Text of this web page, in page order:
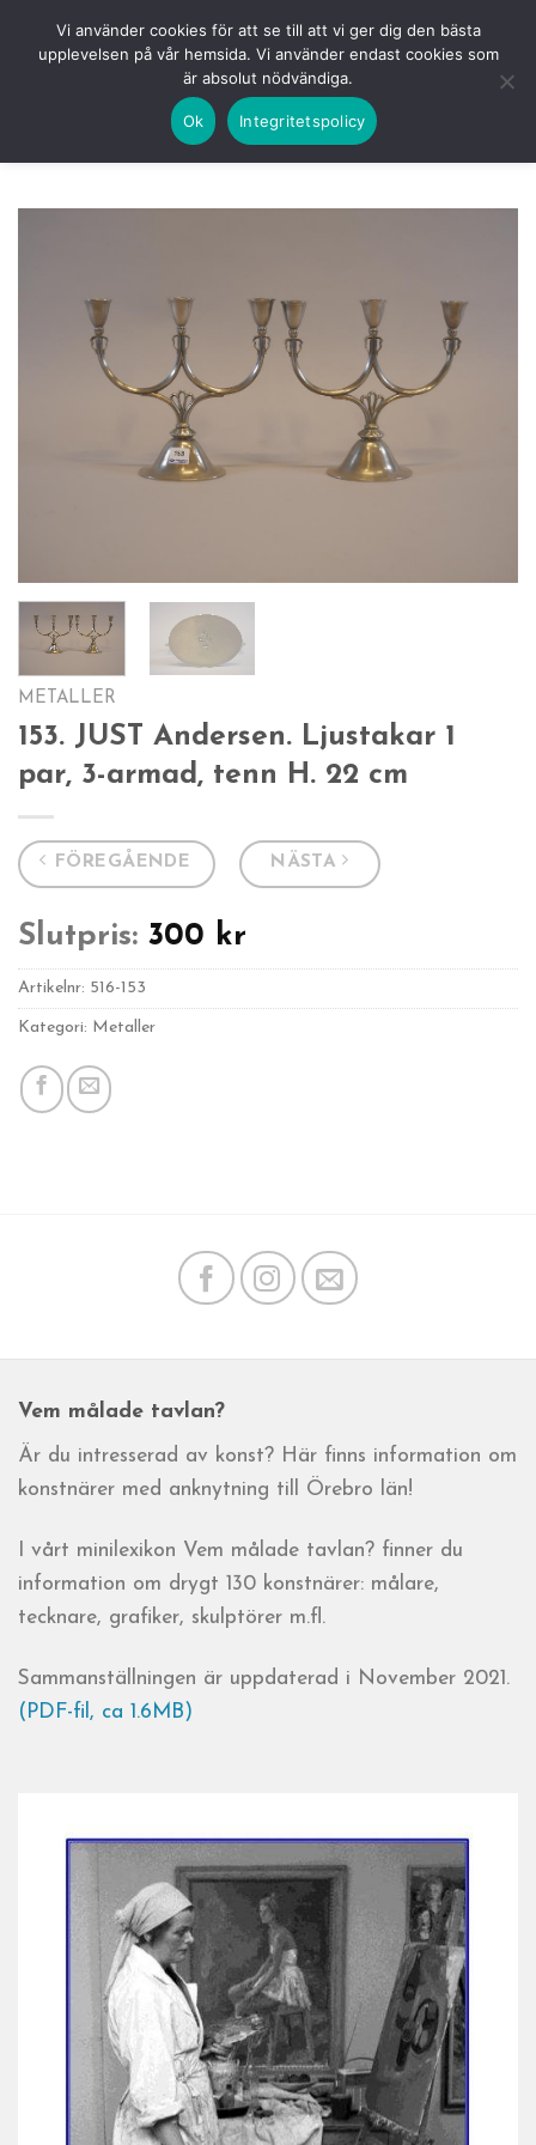
KOMMANDE LOGGA IN
METALLER
153. JUST Andersen. Ljustakar 1
par, 3-armad, tenn H. 22 cm
FÖREGÅENDE NÄSTA
Slutpris: 300 kr
Artikelnr: 516-153
Kategori: Metaller
Vem målade tavlan?
Är du intresserad av konst? Här finns information om
konstnärer med anknytning till Örebro län!
I vårt minilexikon Vem målade tavlan? finner du
information om drygt 130 konstnärer: målare,
tecknare, grafiker, skulptörer m.fl.
Sammanställningen är uppdaterad i November 2021.
(PDF-fil, ca 1.6MB)
Vi använder cookies för att se till att vi ger dig den bästa
upplevelsen på vår hemsida. Vi använder endast cookies som
är absolut nödvändiga.
Ok Integritetspolicy